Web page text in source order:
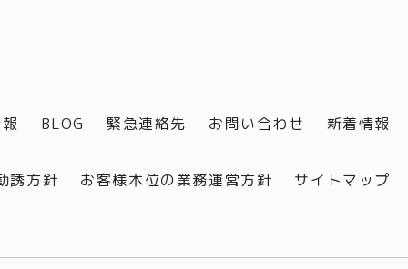
BLOG 緊急連絡先 お問い合わせ 新着情報
誘方針 お客様本位の業務運営方針 サイトマップ